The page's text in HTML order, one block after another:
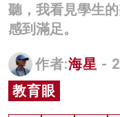
科技
名家榜
灼見活動
聽，我看見學生
感到滿足。
作者:海星 -
教育眼